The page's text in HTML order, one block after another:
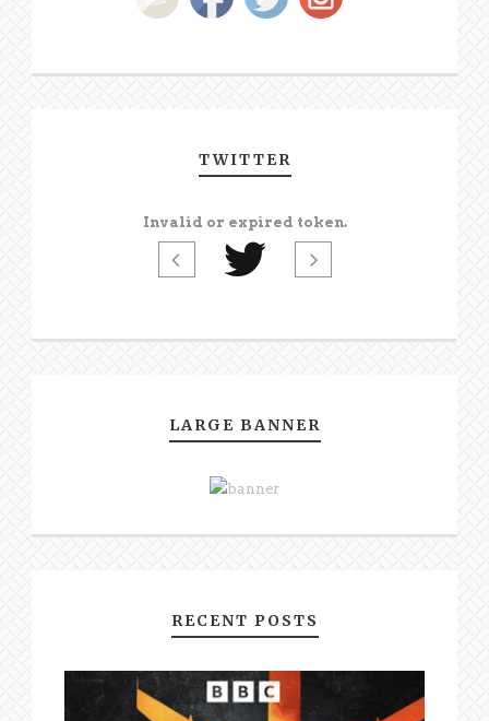
TWITTER
Invalid or expired token.
LARGE BANNER
RECENT POSTS